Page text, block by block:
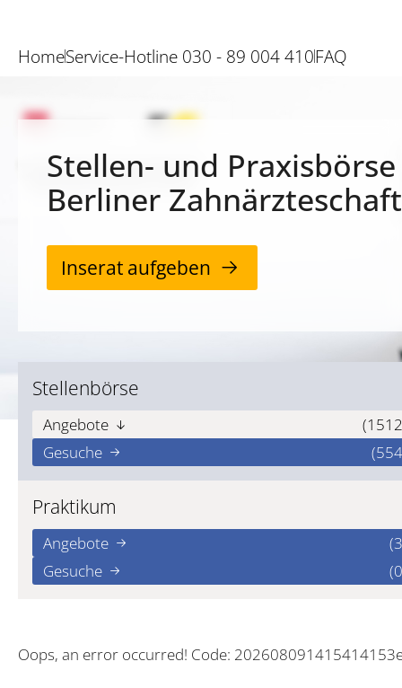
HomeService-Hotline 030 - 89 004 410FAQ
Stellen- und
Berliner Zahnärzteschaft
Inserat aufgeben
Stellenbörse
Angebote
Gesuche
Praktikum
Angebote
Gesuche
Oops, an error occurred! Code: